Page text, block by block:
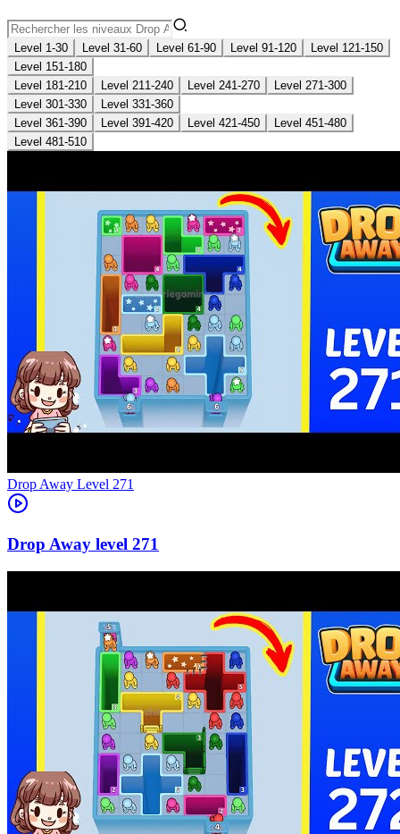
Level 1-30 Level 31-60 Level 61-90 Level 91-120
Level 121-150
Level 151-180
Level 181-210
Level 211-240 Level 241-270
Level 271-300
Level 301-330
Level 331-360
Level 361-390
Level 391-420 Level 421-450
Level 451-480
Level 481-510
Level 271
271